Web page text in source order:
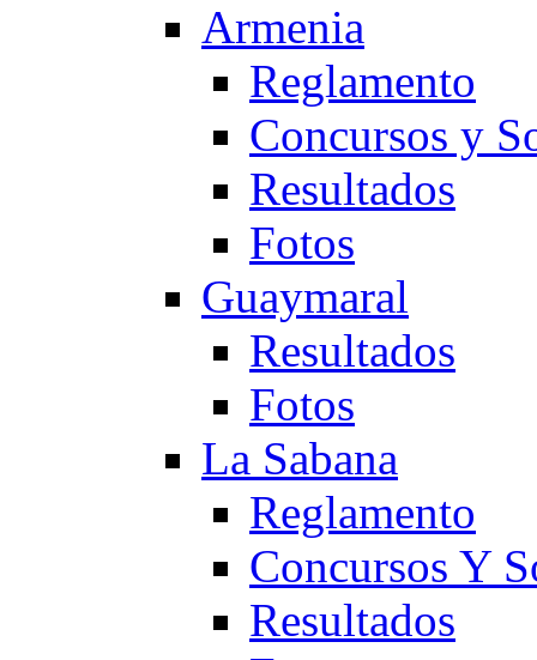
Armenia
Reglamento
Concursos y
Resultados
Fotos
Guaymaral
Resultados
Fotos
La Sabana
Reglamento
Concursos Y
Resultados